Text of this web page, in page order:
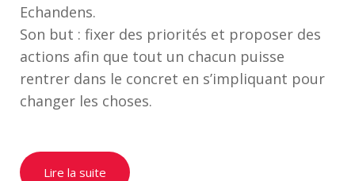
Echandens.
Son but : fixer des priorités et proposer des
actions afin que tout un chacun puisse
rentrer dans le concret en s’impliquant pour
changer les choses.
Lire la suite